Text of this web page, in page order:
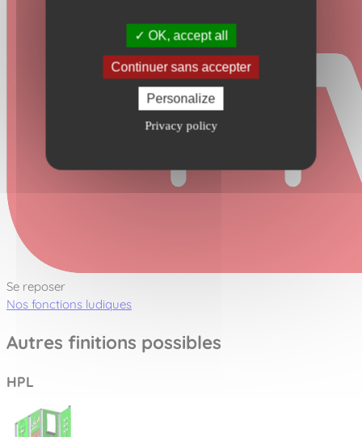
OK, accept all
Continuer sans accepter
Personalize
Privacy policy
Se reposer
Nos fonctions ludiques
Autres finitions possibles
HPL